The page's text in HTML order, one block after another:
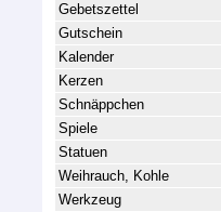
Gebetszettel
Gutschein
Kalender
Kerzen
Schnäppchen
Spiele
Statuen
Weihrauch, Kohle
Werkzeug